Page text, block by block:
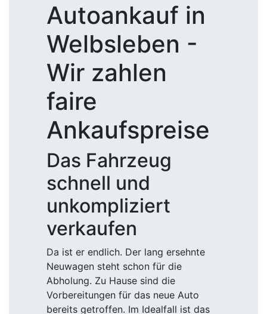
Autoankauf in
Welbsleben -
Wir zahlen
faire
Ankaufspreise
Das Fahrzeug
schnell und
unkompliziert
verkaufen
Da ist er endlich. Der lang ersehnte
Neuwagen steht schon für die
Abholung. Zu Hause sind die
Vorbereitungen für das neue Auto
bereits getroffen. Im Idealfall ist das